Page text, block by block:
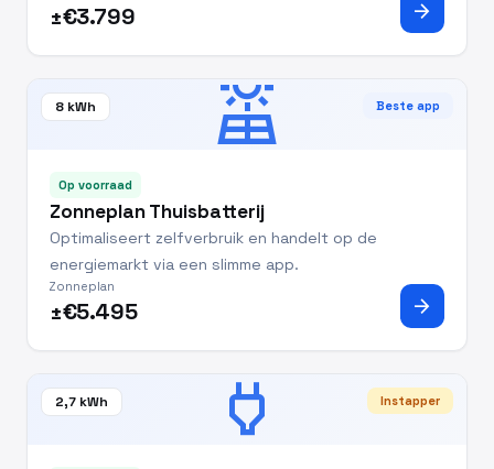
±€3.799 arrow_forward
solar_power
8 kWh Beste app
Op voorraad
Zonneplan Thuisbatterij
Optimaliseert zelfverbruik en handelt op de
energiemarkt via een slimme app.
Zonneplan
±€5.495 arrow_forward
power
2,7 kWh Instapper